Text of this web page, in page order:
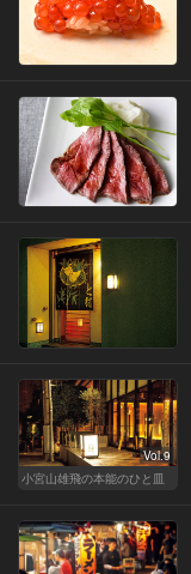
Vol.9
小宮山雄飛の本能のひと皿